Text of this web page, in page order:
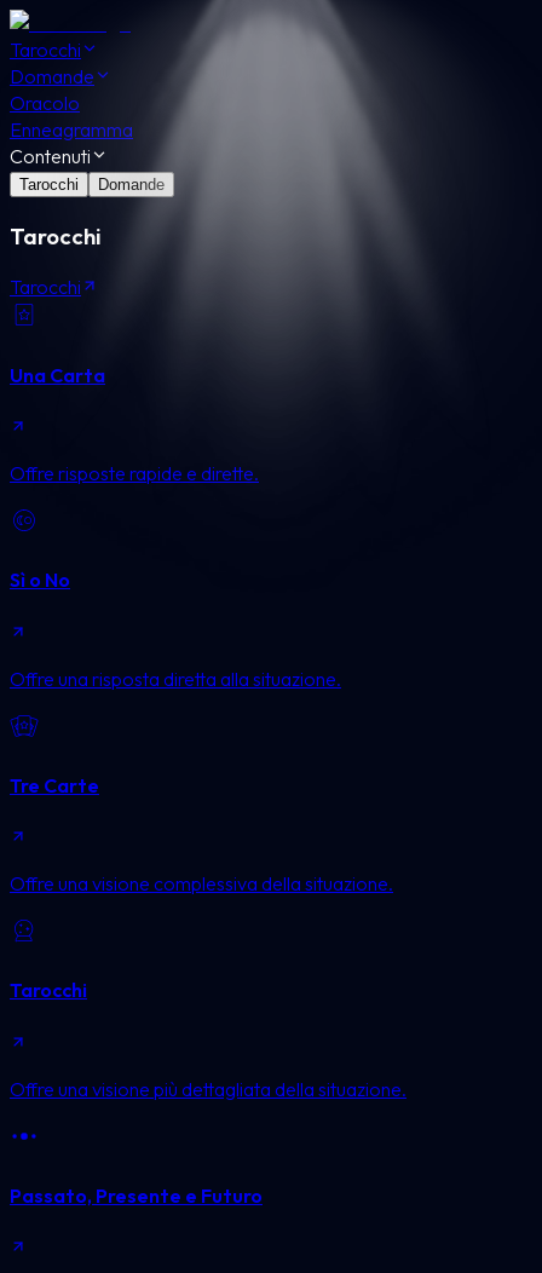
Tarocchi
Domande
Oracolo
Enneagramma
Contenuti
Tarocchi Domande
Tarocchi
Tarocchi
Una Carta
Offre risposte rapide e dirette.
Sì o No
Offre una risposta diretta alla situazione.
Tre Carte
Offre una visione complessiva della situazione.
Tarocchi
Offre una visione più dettagliata della situazione.
Passato, Presente e Futuro